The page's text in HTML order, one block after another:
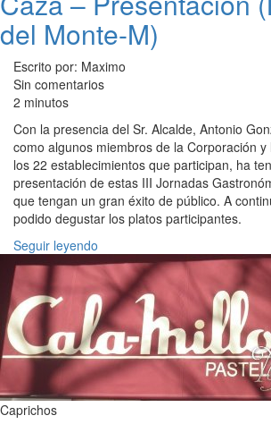
del Monte-M)
Escrito por: Maximo
Sin comentarios
2 minutos
Con la presencia del Sr. Alcalde, Antonio
como algunos miembros de la Corporación
los 22 establecimientos que participan, ha
presentación de estas III Jornadas
que tengan un gran éxito de público. A
podido degustar los platos participantes.
Seguir leyendo
Caprichos